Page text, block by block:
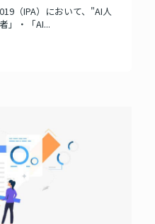
（IPA）において、"AI人
」・「AI...